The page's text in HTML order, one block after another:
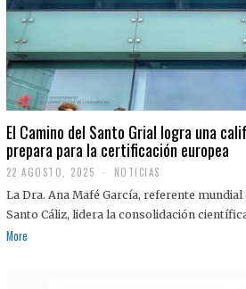
El Camino del Santo Grial logra una
prepara para la certificación europea
22 AGOSTO, 2025
2
A
G
NOTICIAS
La Dra. Ana Mafé García, referente
Santo Cáliz, lidera la consolidación
More